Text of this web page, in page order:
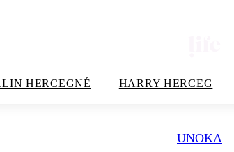
HERCEGNÉ HARRY HERCEG
UNOKA